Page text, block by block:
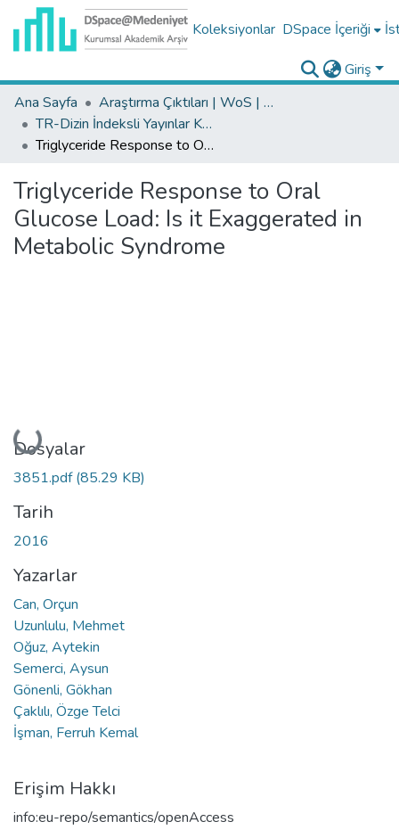
Koleksiyonlar DSpace İçeriği
Giriş
Ana Sayfa
Araştırma Çıktıları | WoS | Scopus | TR-Dizin | PubMed
TR-Dizin İndeksli Yayınlar Koleksiyonu
Triglyceride Response to Oral Glucose Load: Is it Exaggerated in Metabolic Syndrome
Triglyceride Response to Oral
Glucose Load: Is it Exaggerated in
Metabolic Syndrome
Yükleniyor...
Dosyalar
3851.pdf(85.29 KB)
Tarih
2016
Yazarlar
Can, Orçun
Uzunlulu, Mehmet
Oğuz, Aytekin
Semerci, Aysun
Gönenli, Gökhan
Çaklılı, Özge Telci
İşman, Ferruh Kemal
Erişim Hakkı
info:eu-repo/semantics/openAccess